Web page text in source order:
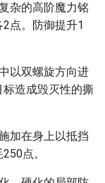
杂的高阶魔力铭
点。防御提升1
以双螺旋方向进
造成毁灭性的撕
加在身上以抵挡
点。